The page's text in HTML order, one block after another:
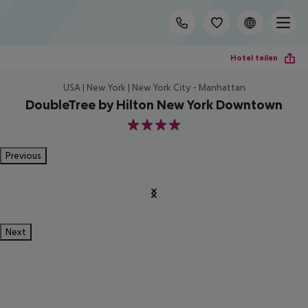
Hotel teilen
USA | New York | New York City - Manhattan
DoubleTree by Hilton New York Downtown
4
Previous
Next